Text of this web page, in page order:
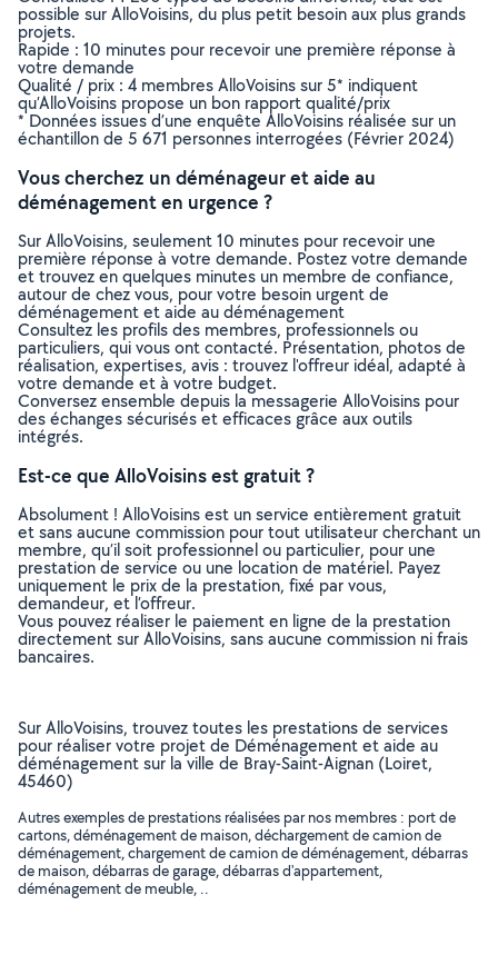
possible sur AlloVoisins, du plus petit besoin aux plus grands
projets.
Rapide : 10 minutes pour recevoir une première réponse à
votre demande
Qualité / prix : 4 membres AlloVoisins sur 5* indiquent
qu’AlloVoisins propose un bon rapport qualité/prix
* Données issues d’une enquête AlloVoisins réalisée sur un
échantillon de 5 671 personnes interrogées (Février 2024)
Vous cherchez un déménageur et aide au
déménagement en urgence ?
Sur AlloVoisins, seulement 10 minutes pour recevoir une
première réponse à votre demande. Postez votre demande
et trouvez en quelques minutes un membre de confiance,
autour de chez vous, pour votre besoin urgent de
déménagement et aide au déménagement
Consultez les profils des membres, professionnels ou
particuliers, qui vous ont contacté. Présentation, photos de
réalisation, expertises, avis : trouvez l'offreur idéal, adapté à
votre demande et à votre budget.
Conversez ensemble depuis la messagerie AlloVoisins pour
des échanges sécurisés et efficaces grâce aux outils
intégrés.
Est-ce que AlloVoisins est gratuit ?
Absolument ! AlloVoisins est un service entièrement gratuit
et sans aucune commission pour tout utilisateur cherchant un
membre, qu’il soit professionnel ou particulier, pour une
prestation de service ou une location de matériel. Payez
uniquement le prix de la prestation, fixé par vous,
demandeur, et l’offreur.
Vous pouvez réaliser le paiement en ligne de la prestation
directement sur AlloVoisins, sans aucune commission ni frais
bancaires.
Sur AlloVoisins, trouvez toutes les prestations de services
pour réaliser votre projet de Déménagement et aide au
déménagement sur la ville de Bray-Saint-Aignan (Loiret,
45460)
Autres exemples de prestations réalisées par nos membres : port de
cartons, déménagement de maison, déchargement de camion de
déménagement, chargement de camion de déménagement, débarras
de maison, débarras de garage, débarras d'appartement,
déménagement de meuble, ..